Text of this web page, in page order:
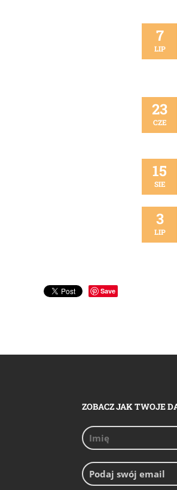
Save
7
LIP
23
CZE
15
SIE
3
LIP
ZOBACZ JAK TWOJE